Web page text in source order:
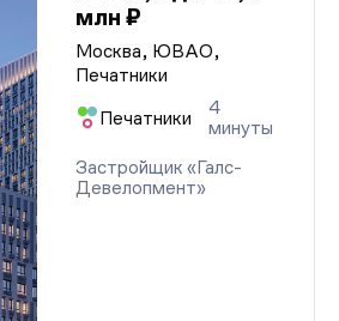
млн ₽
Москва, ЮВАО,
Печатники
Печатники
4
минуты
Застройщик «Галс-
Девелопмент»